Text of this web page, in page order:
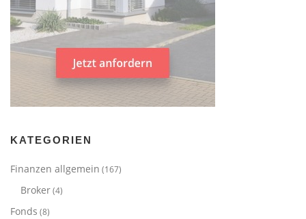
KATEGORIEN
Finanzen allgemein (167)
Broker(4)
Fonds (8)